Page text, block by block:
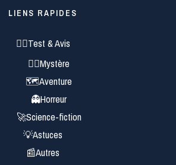
LIENS RAPIDES
🕵️‍♂️Test & Avis
🕵️‍♀️Mystère
🗺️Aventure
👻Horreur
🚀Science-fiction
💡Astuces
📰Autres